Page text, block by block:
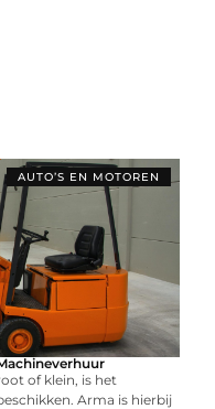
AUTO’S EN MOTOREN
of klein, is het
Arma is hierbij